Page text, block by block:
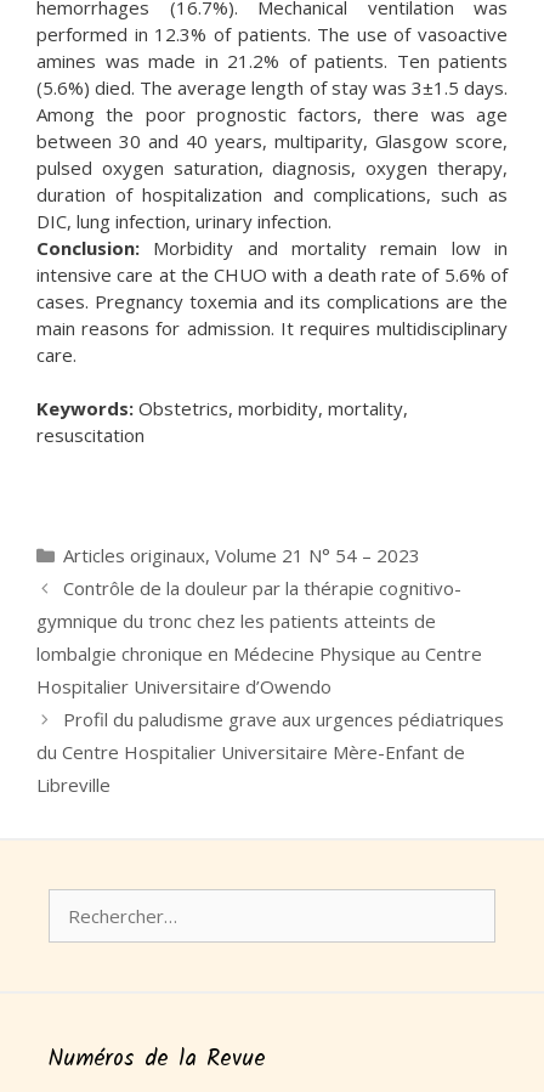
hemorrhages (16.7%). Mechanical ventilation was
performed in 12.3% of patients. The use of vasoactive
amines was made in 21.2% of patients. Ten patients
(5.6%) died. The average length of stay was 3±1.5 days.
Among the poor prognostic factors, there was age
between 30 and 40 years, multiparity, Glasgow score,
pulsed oxygen saturation, diagnosis, oxygen therapy,
duration of hospitalization and complications, such as
DIC, lung infection, urinary infection.
Conclusion: Morbidity and mortality remain low in
intensive care at the CHUO with a death rate of 5.6% of
cases. Pregnancy toxemia and its complications are the
main reasons for admission. It requires multidisciplinary
care.
Keywords: Obstetrics, morbidity, mortality,
resuscitation
Catégories
Articles originaux, Volume 21 N° 54 – 2023
Contrôle de la douleur par la thérapie cognitivo-
gymnique du tronc chez les patients atteints de
lombalgie chronique en Médecine Physique au Centre
Hospitalier Universitaire d’Owendo
Profil du paludisme grave aux urgences pédiatriques
du Centre Hospitalier Universitaire Mère-Enfant de
Libreville
Numéros de la Revue